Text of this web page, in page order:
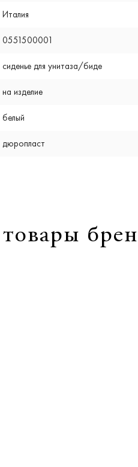
Италия
0551500001
сиденье для унитаза/биде
на изделие
белый
дюропласт